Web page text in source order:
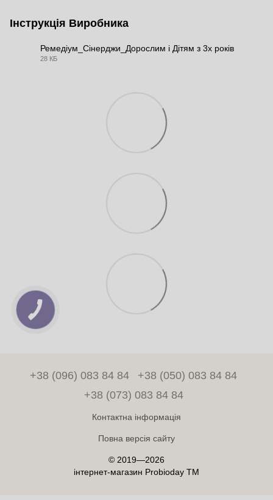
Інструкція Виробника
Ремедіум_Сінерджи_Дорослим і Дітям з 3х років
28 КБ
+38 (096) 083 84 84
+38 (050) 083 84 84
+38 (073) 083 84 84
Контактна інформація
Повна версія сайту
© 2019—2026
інтернет-магазин Probioday TM